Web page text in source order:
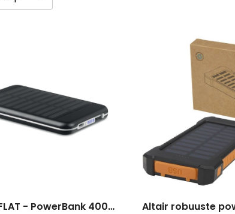
SOLARFLAT - PowerBank 4000 mAh